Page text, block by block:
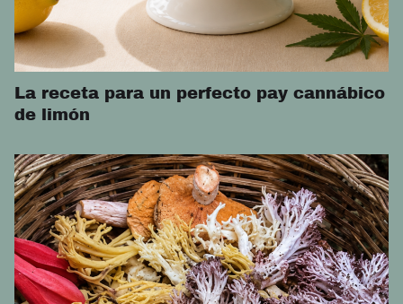
La receta para un perfecto pay cannábico
de limón